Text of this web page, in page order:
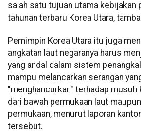
salah satu tujuan utama kebijakan
tahunan terbaru Korea Utara,
Pemimpin Korea Utara itu juga
angkatan laut negaranya harus
yang andal dalam sistem
mampu melancarkan serangan
"menghancurkan" terhadap musuh
dari bawah permukaan laut
permukaan, menurut laporan
tersebut.